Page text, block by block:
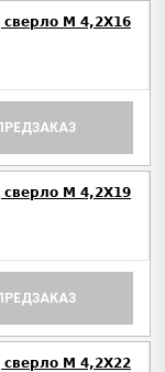
сверло М 4,2Х16
сверло М 4,2Х19
сверло М 4,2Х22